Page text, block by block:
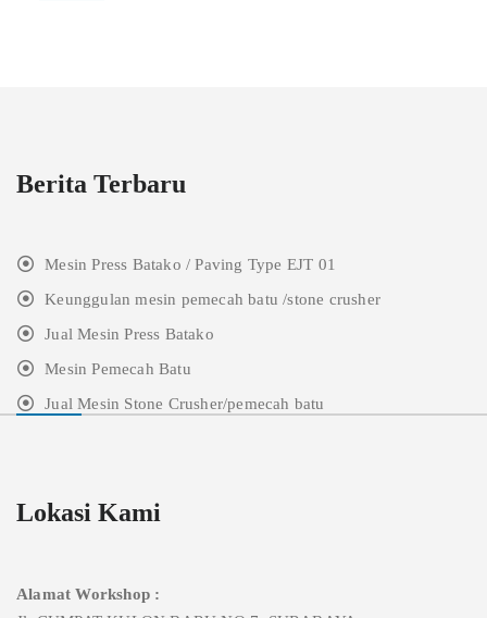
Berita Terbaru
Mesin Press Batako / Paving Type EJT 01
Keunggulan mesin pemecah batu /stone crusher
Jual Mesin Press Batako
Mesin Pemecah Batu
Jual Mesin Stone Crusher/pemecah batu
Lokasi Kami
Alamat Workshop :